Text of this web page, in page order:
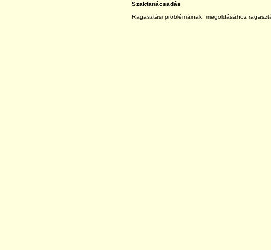
Szaktanácsadás
Ragasztási problémáinak, megoldásához